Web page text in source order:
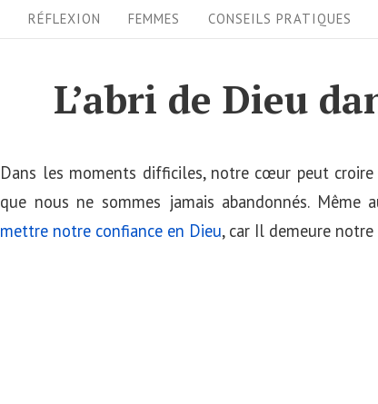
RÉFLEXION FEMMES CONSEILS PRATIQUES
L’abri de Dieu
Dans les moments difficiles, notre cœur peut croire
que nous ne sommes jamais abandonnés.
mettre notre confiance en Dieu, car Il demeure